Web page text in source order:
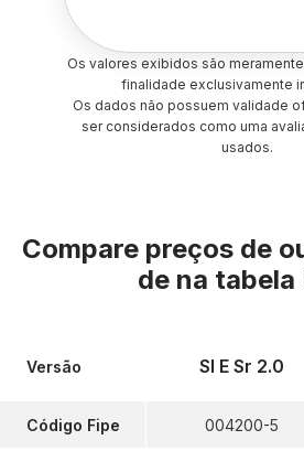
Os valores exibidos são
finalidade exclusivamente
Os dados não possuem validade
ser considerados como uma
usados.
Compare preços de
de na tabela
Versão
Código Fipe
Sl E Sr 2.0
004200-5